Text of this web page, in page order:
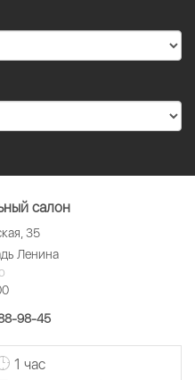
салон
35
Ленина
98-45
1 час